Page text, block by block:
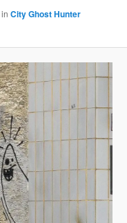
inCity Ghost Hunter